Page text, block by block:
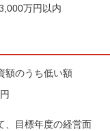
万円以内
のうち低い額
、目標年度の経営面